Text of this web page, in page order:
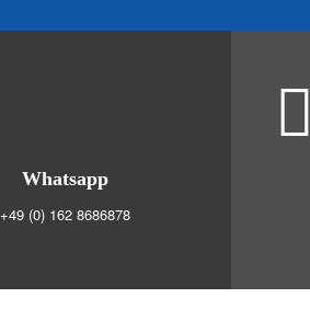
Whatsapp
+49 (0) 162 8686878